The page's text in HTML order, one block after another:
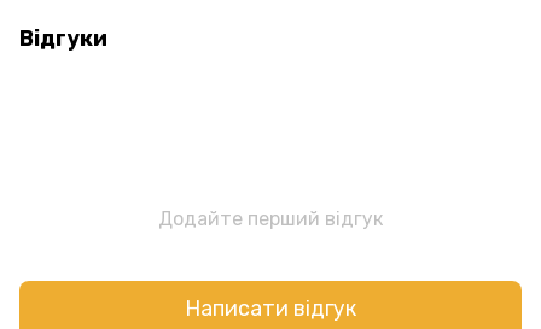
Відгуки
Додайте перший відгук
Написати відгук